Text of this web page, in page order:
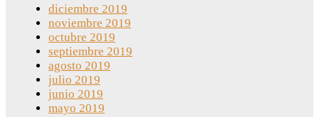
diciembre 2019
noviembre 2019
octubre 2019
septiembre 2019
agosto 2019
julio 2019
junio 2019
mayo 2019